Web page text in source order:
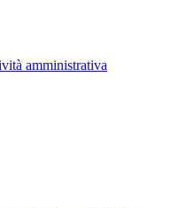
amministrativa